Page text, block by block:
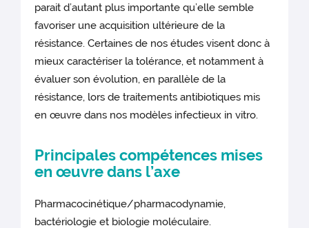
parait d’autant plus importante qu’elle semble
favoriser une acquisition ultérieure de la
résistance. Certaines de nos études visent donc à
mieux caractériser la tolérance, et notamment à
évaluer son évolution, en parallèle de la
résistance, lors de traitements antibiotiques mis
en œuvre dans nos modèles infectieux in vitro.
Principales compétences mises
en œuvre dans l’axe
Pharmacocinétique/pharmacodynamie,
bactériologie et biologie moléculaire.